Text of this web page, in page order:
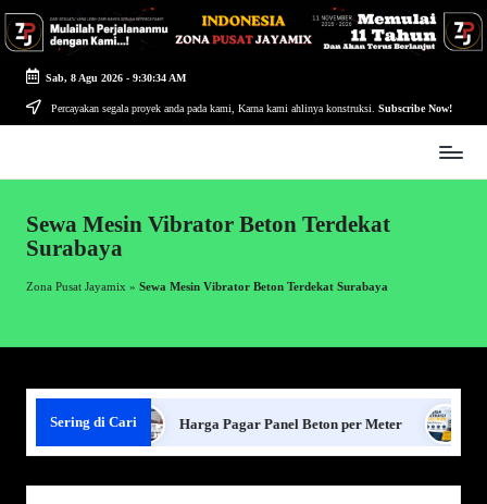
Skip
content
Sab, 8 Agu 2026- 9:30:34 AM
Percayakan segala proyek anda pada kami, Karna kami ahlinya konstruksi. Subscribe Now!
-
Ahlinya
Konstruksi
Sewa Mesin Vibrator Beton Terdekat
Surabaya
Zona Pusat Jayamix » Sewa Mesin Vibrator Beton Terdekat Surabaya
Sering di Cari
Beton Harga Pagar Panel Beton per Meter Sewa